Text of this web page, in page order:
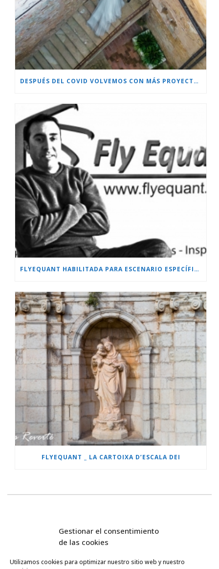
Gestionar el consentimiento
de las cookies
Utilizamos cookies para optimizar nuestro sitio web y nuestro
DESPUÉS DEL COVID VOLVEMOS CON MÁS PROYECTOS!!!
FLYEQUANT HABILITADA PARA ESCENARIO ESPECÍFICO.
FLYEQUANT _ LA CARTOIXA D’ESCALA DEI